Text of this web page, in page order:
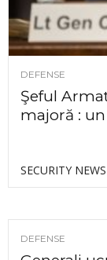
DEFENSE
Şeful
majoră : un
SECURITY NEWS
DEFENSE